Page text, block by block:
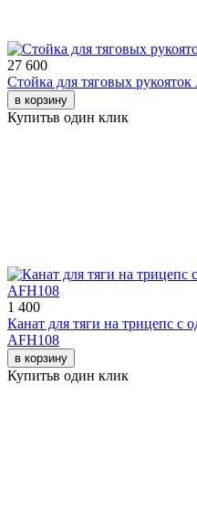
27 600
Стойка для тяговых
в корзину
Купитьв один клик
1 400
Канат для тяги на трицепс
AFH108
в корзину
Купитьв один клик